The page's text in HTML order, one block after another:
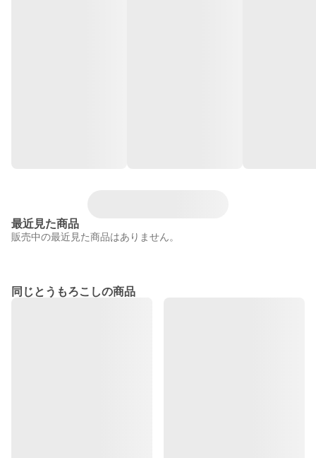
最近見た商品
販売中の最近見た商品はありません。
同じとうもろこしの商品